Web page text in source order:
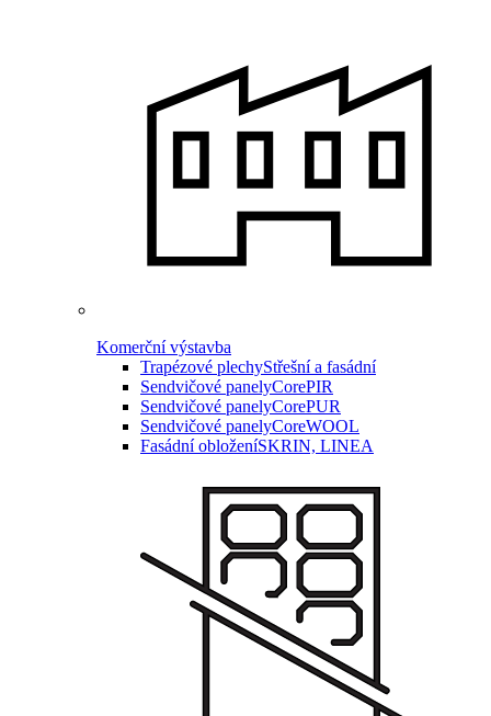
Komerční výstavba
Trapézové plechyStřešní a fasádní
Sendvičové panelyCorePIR
Sendvičové panelyCorePUR
Sendvičové panelyCoreWOOL
Fasádní obloženíSKRIN, LINEA